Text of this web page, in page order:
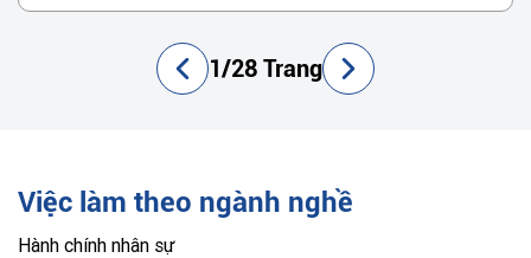
1/28 Trang
Việc làm theo ngành nghề
Hành chính nhân sự